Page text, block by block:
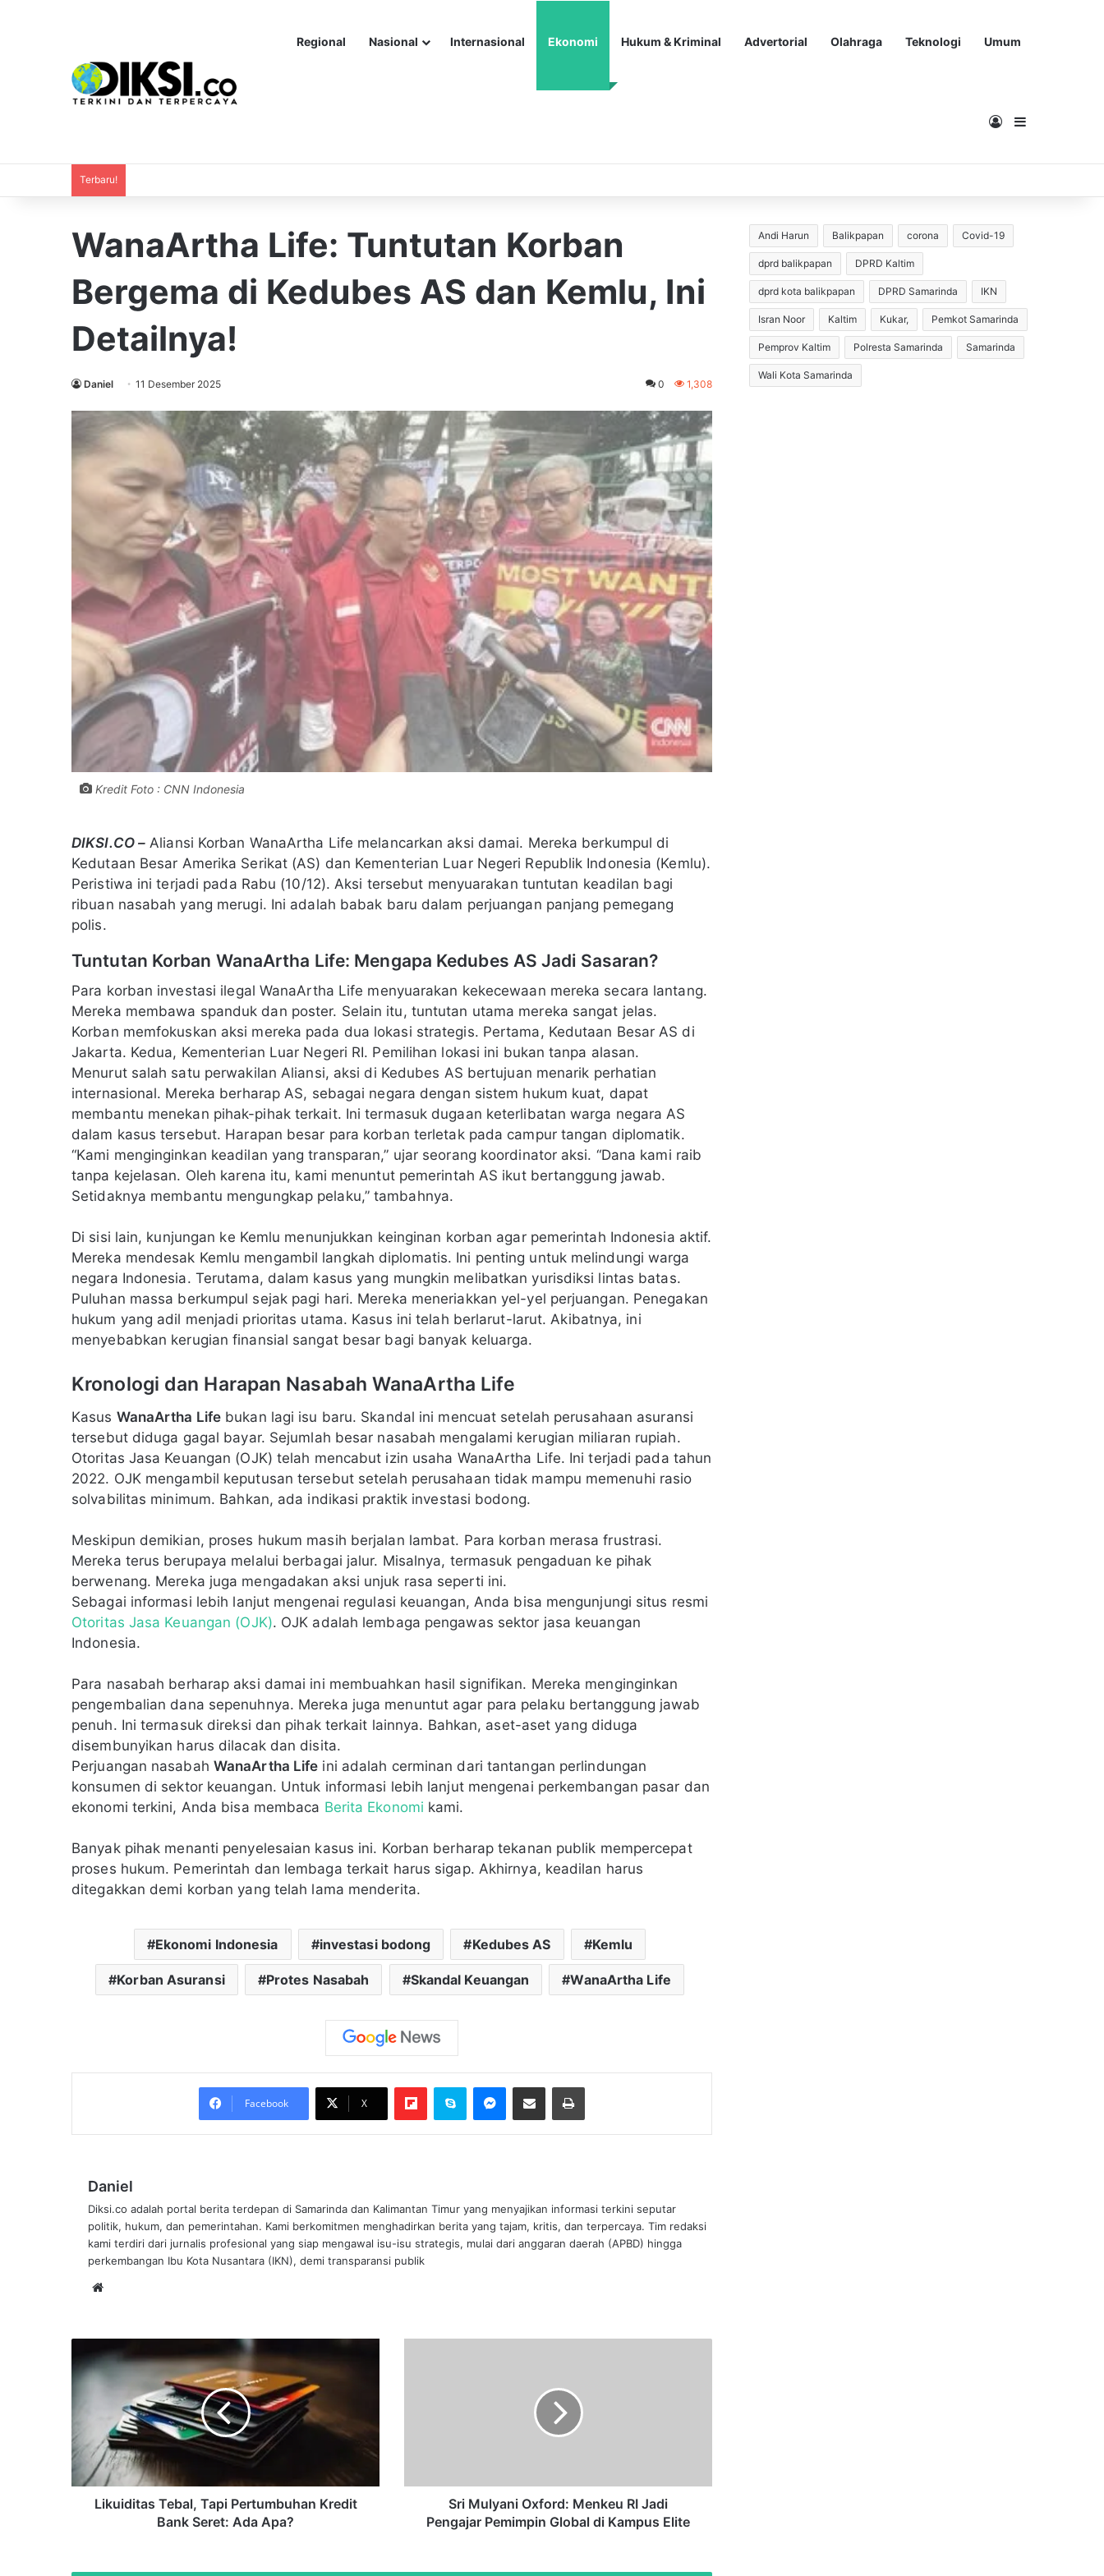
Regional Nasional Internasional Ekonomi Hukum & Kriminal Advertorial Olahraga Teknologi Umum
MasukSidebar
Terbaru!
WanaArtha Life: Tuntutan Korban
Bergema di Kedubes AS dan Kemlu, Ini
Detailnya!
Daniel 11 Desember 2025 0 1,308
Kredit Foto : CNN Indonesia
DIKSI.CO – Aliansi Korban WanaArtha Life melancarkan aksi damai. Mereka berkumpul di
Kedutaan Besar Amerika Serikat (AS) dan Kementerian Luar Negeri Republik Indonesia (Kemlu).
Peristiwa ini terjadi pada Rabu (10/12). Aksi tersebut menyuarakan tuntutan keadilan bagi
ribuan nasabah yang merugi. Ini adalah babak baru dalam perjuangan panjang pemegang
polis.
Tuntutan Korban WanaArtha Life: Mengapa Kedubes AS Jadi Sasaran?
Para korban investasi ilegal WanaArtha Life menyuarakan kekecewaan mereka secara lantang.
Mereka membawa spanduk dan poster. Selain itu, tuntutan utama mereka sangat jelas.
Korban memfokuskan aksi mereka pada dua lokasi strategis. Pertama, Kedutaan Besar AS di
Jakarta. Kedua, Kementerian Luar Negeri RI. Pemilihan lokasi ini bukan tanpa alasan.
Menurut salah satu perwakilan Aliansi, aksi di Kedubes AS bertujuan menarik perhatian
internasional. Mereka berharap AS, sebagai negara dengan sistem hukum kuat, dapat
membantu menekan pihak-pihak terkait. Ini termasuk dugaan keterlibatan warga negara AS
dalam kasus tersebut. Harapan besar para korban terletak pada campur tangan diplomatik.
“Kami menginginkan keadilan yang transparan,” ujar seorang koordinator aksi. “Dana kami raib
tanpa kejelasan. Oleh karena itu, kami menuntut pemerintah AS ikut bertanggung jawab.
Setidaknya membantu mengungkap pelaku,” tambahnya.
Di sisi lain, kunjungan ke Kemlu menunjukkan keinginan korban agar pemerintah Indonesia aktif.
Mereka mendesak Kemlu mengambil langkah diplomatis. Ini penting untuk melindungi warga
negara Indonesia. Terutama, dalam kasus yang mungkin melibatkan yurisdiksi lintas batas.
Puluhan massa berkumpul sejak pagi hari. Mereka meneriakkan yel-yel perjuangan. Penegakan
hukum yang adil menjadi prioritas utama. Kasus ini telah berlarut-larut. Akibatnya, ini
menyebabkan kerugian finansial sangat besar bagi banyak keluarga.
Kronologi dan Harapan Nasabah WanaArtha Life
Kasus WanaArtha Life bukan lagi isu baru. Skandal ini mencuat setelah perusahaan asuransi
tersebut diduga gagal bayar. Sejumlah besar nasabah mengalami kerugian miliaran rupiah.
Otoritas Jasa Keuangan (OJK) telah mencabut izin usaha WanaArtha Life. Ini terjadi pada tahun
2022. OJK mengambil keputusan tersebut setelah perusahaan tidak mampu memenuhi rasio
solvabilitas minimum. Bahkan, ada indikasi praktik investasi bodong.
Meskipun demikian, proses hukum masih berjalan lambat. Para korban merasa frustrasi.
Mereka terus berupaya melalui berbagai jalur. Misalnya, termasuk pengaduan ke pihak
berwenang. Mereka juga mengadakan aksi unjuk rasa seperti ini.
Sebagai informasi lebih lanjut mengenai regulasi keuangan, Anda bisa mengunjungi situs resmi
Otoritas Jasa Keuangan (OJK). OJK adalah lembaga pengawas sektor jasa keuangan
Indonesia.
Para nasabah berharap aksi damai ini membuahkan hasil signifikan. Mereka menginginkan
pengembalian dana sepenuhnya. Mereka juga menuntut agar para pelaku bertanggung jawab
penuh. Ini termasuk direksi dan pihak terkait lainnya. Bahkan, aset-aset yang diduga
disembunyikan harus dilacak dan disita.
Perjuangan nasabah WanaArtha Life ini adalah cerminan dari tantangan perlindungan
konsumen di sektor keuangan. Untuk informasi lebih lanjut mengenai perkembangan pasar dan
ekonomi terkini, Anda bisa membaca Berita Ekonomi kami.
Banyak pihak menanti penyelesaian kasus ini. Korban berharap tekanan publik mempercepat
proses hukum. Pemerintah dan lembaga terkait harus sigap. Akhirnya, keadilan harus
ditegakkan demi korban yang telah lama menderita.
Ekonomi Indonesia investasi bodong Kedubes AS Kemlu
Korban Asuransi Protes Nasabah Skandal Keuangan WanaArtha Life
Facebook X
FlipboardSkype Messenger
Bagikan melalui Email Cetak
Daniel
Diksi.co adalah portal berita terdepan di Samarinda dan Kalimantan Timur yang menyajikan informasi terkini seputar
politik, hukum, dan pemerintahan. Kami berkomitmen menghadirkan berita yang tajam, kritis, dan terpercaya. Tim redaksi
kami terdiri dari jurnalis profesional yang siap mengawal isu-isu strategis, mulai dari anggaran daerah (APBD) hingga
perkembangan Ibu Kota Nusantara (IKN), demi transparansi publik
Tebal,
Tapi
Pertumbuhan
Seret:
Ada
Apa?
Likuiditas Tebal, Tapi Pertumbuhan Kredit
Bank Seret: Ada Apa?
Global
Kampus
Sri Mulyani Oxford: Menkeu RI Jadi
Pengajar Pemimpin Global di Kampus Elite
Andi Harun Balikpapan corona Covid-19
dprd balikpapan DPRD Kaltim
dprd kota balikpapan DPRD Samarinda IKN
Isran Noor Kaltim Kukar, Pemkot Samarinda
Pemprov Kaltim Polresta Samarinda Samarinda
Wali Kota Samarinda